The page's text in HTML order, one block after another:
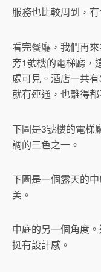
服務也比較周到，
看完餐廳，我們再
旁1號樓的電梯廳，
處可見。酒店一共
就有連通，也離得都
下圖是3號樓的電梯
調的三色之一。
下圖是一個露天的
美。
中庭的另一個角度
挺有設計感。